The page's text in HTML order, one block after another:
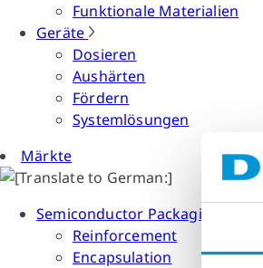
Funktionale Materialien
Geräte
Dosieren
Aushärten
Fördern
Systemlösungen
Märkte
Semiconductor Packaging
Reinforcement
Encapsulation